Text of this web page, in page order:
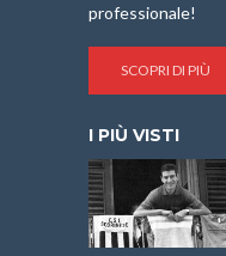
professionale!
SCOPRI DI PIÙ
I PIÙ VISTI